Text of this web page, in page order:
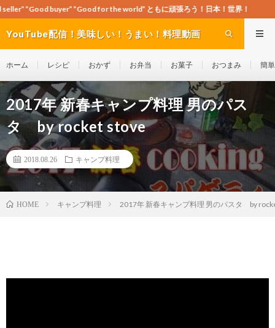
for the world” ともに頑張ろう！日本！世界！
YouTube配信！美味しい！うまい！料理動画
ホーム レシピ おかず お弁当 お菓子 おつまみ 簡
2017年 新春キャンプ料理 男のパス
タ by rocket stove
2018.08.26 キャンプ料理
HOME キャンプ料理 2017年 新春キャンプ料理 男のパスタ by